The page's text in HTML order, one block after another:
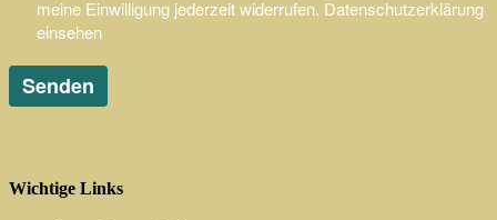
Wichtige Links